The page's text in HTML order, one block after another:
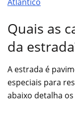
Quais as
da
A estrada é
especiais para
abaixo detalha